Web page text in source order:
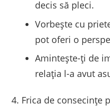
decis să pleci.
Vorbește cu
pot oferi o
Amintește-ți de
relația l-a avut
Frica de consecințe